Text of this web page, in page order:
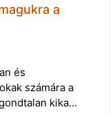
a
és
számára a
kika…